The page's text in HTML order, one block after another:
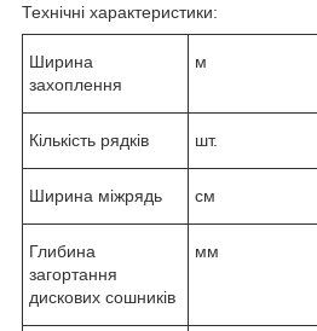
Технічні характеристики:
Ширина
захоплення
м
Кількість рядків шт.
Ширина міжрядь см
Глибина
загортання
дискових сошників
мм